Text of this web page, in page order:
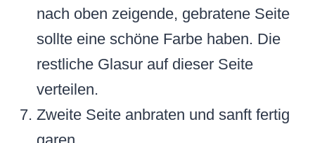
nach oben zeigende, gebratene Seite
sollte eine schöne Farbe haben. Die
restliche Glasur auf dieser Seite
verteilen.
Zweite Seite anbraten und sanft fertig